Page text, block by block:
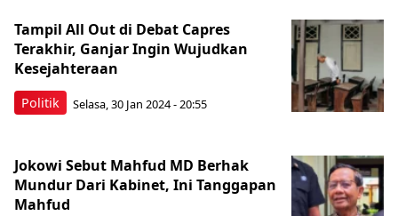
Politik
Tampil All Out di Debat Capres
Terakhir, Ganjar Ingin Wujudkan
Kesejahteraan
Selasa, 30 Jan 2024 - 20:55
Jokowi Sebut Mahfud MD Berhak
Mundur Dari Kabinet, Ini Tanggapan
Mahfud